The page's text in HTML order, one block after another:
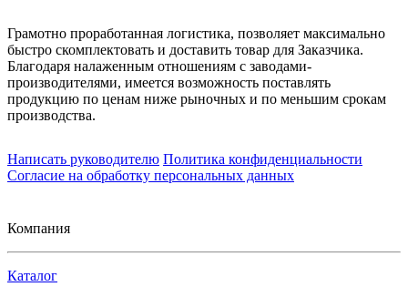
Грамотно проработанная логистика, позволяет максимально
быстро скомплектовать и доставить товар для Заказчика.
Благодаря налаженным отношениям с заводами-
производителями, имеется возможность поставлять
продукцию по ценам ниже рыночных и по меньшим срокам
производства.
Написать руководителю Политика конфиденциальности
Согласие на обработку персональных данных
Компания
Каталог